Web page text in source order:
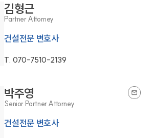
김형근
Partner Attorney
건설전문 변호사
T. 070-7510-2139
박주영
Senior Partner Attorney
건설전문 변호사